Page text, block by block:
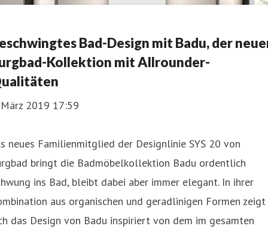
Bad-Design mit Badu, der
Kollektion mit Allrounder-
2019 17:59
neues Familienmitglied der Designlinie SYS 20 von
bringt die Badmöbelkollektion Badu ordentlich
ins Bad, bleibt dabei aber immer elegant. In ihrer
aus organischen und geradlinigen Formen zeigt
das Design von Badu inspiriert von dem im gesamten